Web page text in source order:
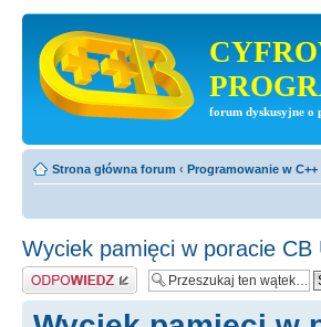
forum dyskusyjne o
Strona główna forum ‹ Programowanie w C++
Wyciek pamięci w poracie
Odpowiedz